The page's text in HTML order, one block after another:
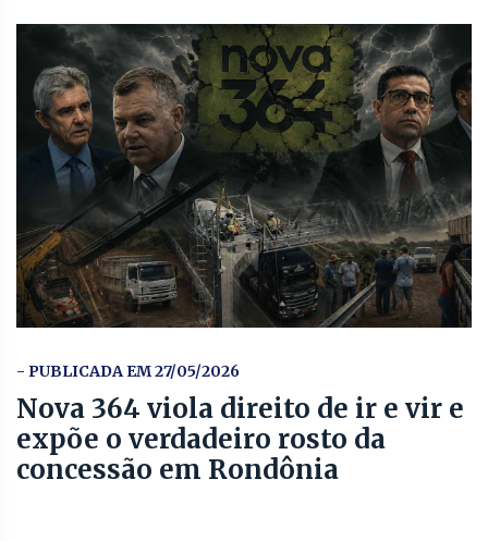
- PUBLICADA EM 27/05/2026
Nova 364 viola direito de ir e vir e
expõe o verdadeiro rosto da
concessão em Rondônia